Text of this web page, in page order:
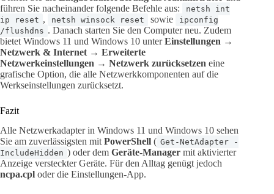
führen Sie nacheinander folgende Befehle aus:
netsh int
ip reset , netsh winsock reset sowie
ipconfig
/flushdns . Danach starten Sie den Computer neu. Zudem
bietet Windows 11 und Windows 10 unterEinstellungen →
Netzwerk & Internet → Erweiterte
Netzwerkeinstellungen → Netzwerk zurücksetzen eine
grafische Option, die alle Netzwerkkomponenten auf die
Werkseinstellungen zurücksetzt.
Fazit
Alle Netzwerkadapter in Windows 11 und Windows 10 sehen
Sie am zuverlässigsten mitPowerShell ( Get-NetAdapter -
IncludeHidden ) oder dem Geräte-Manager mit aktivierter
Anzeige versteckter Geräte. Für den Alltag genügt jedoch
ncpa.cpl oder die Einstellungen-App.